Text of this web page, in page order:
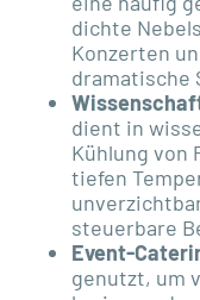
dichte
Konzerten
dramatische
dient in
Kühlung von
tiefen
steuerbare
Event-
genutzt, um